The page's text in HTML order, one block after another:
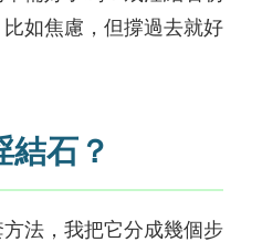
如焦慮，但撐過去就好
結石？
法，我把它分成幾個步